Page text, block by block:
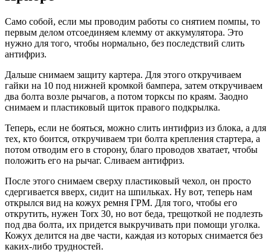
Само собой, если мы проводим работы со снятием помпы, то
первым делом отсоединяем клемму от аккумулятора. Это
нужно для того, чтобы нормально, без последствий слить
антифриз.
Дальше снимаем защиту картера. Для этого откручиваем
гайки на 10 под нижней кромкой бампера, затем откручиваем
два болта возле рычагов, а потом торксы по краям. Заодно
снимаем и пластиковый щиток правого подкрылка.
Теперь, если не бояться, можно слить интифриз из блока, а для
тех, кто боится, откручиваем три болта крепления стартера, а
потом отводим его в сторону, благо проводов хватает, чтобы
положить его на рычаг. Сливаем антифриз.
После этого снимаем сверху пластиковый чехол, он просто
сдергивается вверх, сидит на шпильках. Ну вот, теперь нам
открылся вид на кожух ремня ГРМ. Для того, чтобы его
открутить, нужен Torx 30, но вот беда, трещоткой не подлезть
под два болта, их придется выкручивать при помощи уголка.
Кожух делится на две части, каждая из которых снимается без
каких-либо трудностей.